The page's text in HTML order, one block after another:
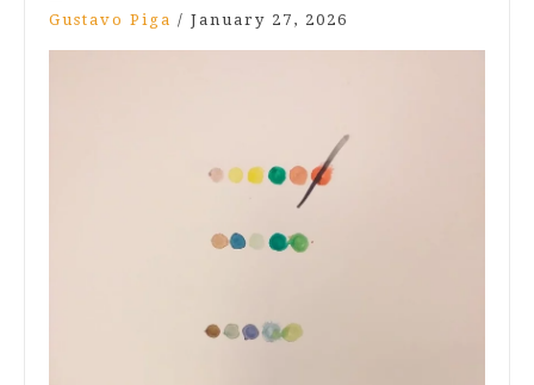
Gustavo Piga / January 27, 2026